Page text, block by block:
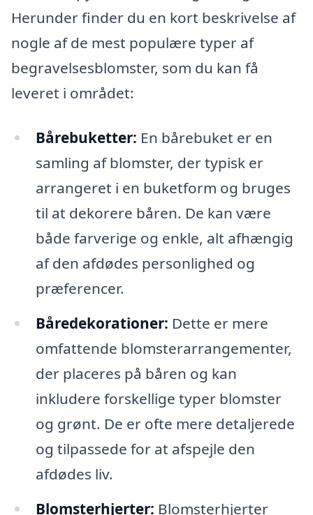
Herunder finder du en kort beskrivelse af
nogle af de mest populære typer af
begravelsesblomster, som du kan få
leveret i området:
Bårebuketter: En bårebuket er en
samling af blomster, der typisk er
arrangeret i en buketform og bruges
til at dekorere båren. De kan være
både farverige og enkle, alt afhængig
af den afdødes personlighed og
præferencer.
Båredekorationer: Dette er mere
omfattende blomsterarrangementer,
der placeres på båren og kan
inkludere forskellige typer blomster
og grønt. De er ofte mere detaljerede
og tilpassede for at afspejle den
afdødes liv.
Blomsterhjerter: Blomsterhjerter